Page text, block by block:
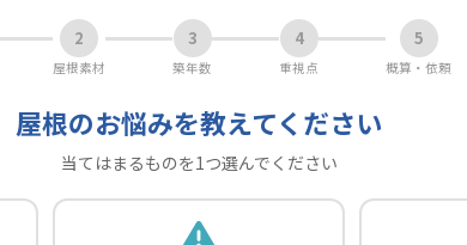
2
屋根素材
3
築年数
4
重視点
5
概算・依頼
屋根のお悩みを教えてください
当てはまるものを1つ選んでください